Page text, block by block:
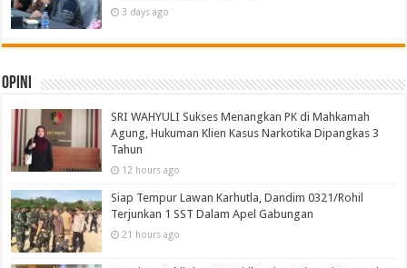
3 days ago
Opini
SRI WAHYULI Sukses Menangkan PK di Mahkamah
Agung, Hukuman Klien Kasus Narkotika Dipangkas 3
Tahun
12 hours ago
Siap Tempur Lawan Karhutla, Dandim 0321/Rohil
Terjunkan 1 SST Dalam Apel Gabungan
21 hours ago